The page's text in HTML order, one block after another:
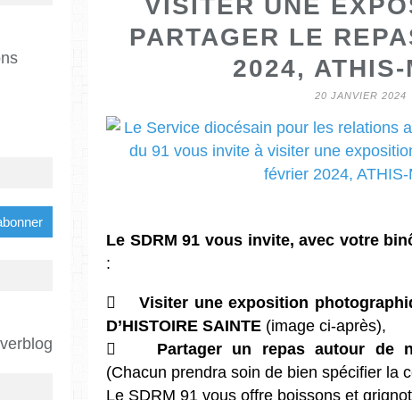
VISITER UNE
PARTAGER LE
2024, ATHIS-
20 JANVIER 2024
Le SDRM 91 vous invite, avec votre
:
 Visiter une exposition
D’HISTOIRE SAINTE (image ci-après),
 Partager un repas autour de
(Chacun prendra soin de bien spécifier la
Le SDRM 91 vous offre boissons et